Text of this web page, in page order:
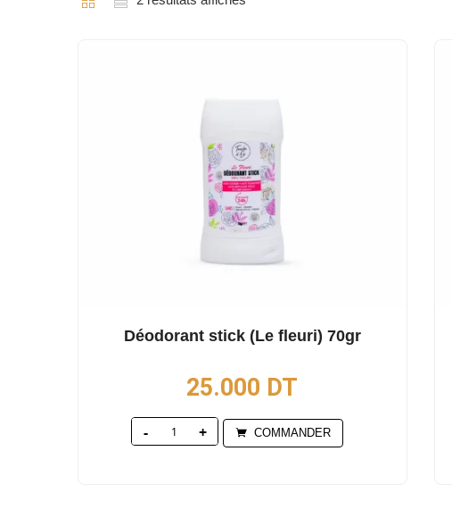
Déodorant stick (Le fleuri) 70gr
25.000 DT
Quantity COMMANDER